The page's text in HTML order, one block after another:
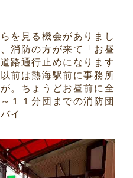
を見る機会がありまし
消防の方が来て「お昼
路通行止めになります
前は熱海駅前に事務所
。ちょうどお昼前に全
１１分団までの消防団
イ